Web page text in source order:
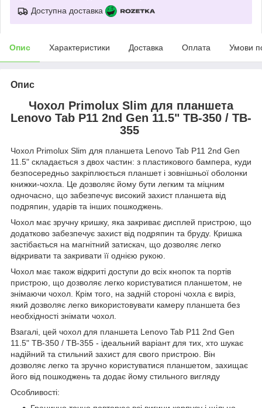
Доступна доставка
Опис Характеристики Доставка Оплата Умови
Опис
Чохол Primolux Slim для планшета
Lenovo Tab P11 2nd Gen 11.5" TB-350 / TB-
355
Чохол Primolux Slim для планшета Lenovo Tab P11 2nd Gen
11.5" складається з двох частин: з пластикового бампера, куди
безпосередньо закріплюється планшет і зовнішньої оболонки
книжки-чохла. Це дозволяє йому бути легким та міцним
одночасно, що забезпечує високий захист планшета від
подряпин, ударів та інших пошкоджень.
Чохол має зручну кришку, яка закриває дисплей пристрою, що
додатково забезпечує захист від подряпин та бруду. Кришка
застібається на магнітний затискач, що дозволяє легко
відкривати та закривати її однією рукою.
Чохол має також відкриті доступи до всіх кнопок та портів
пристрою, що дозволяє легко користуватися планшетом, не
знімаючи чохол. Крім того, на задній стороні чохла є виріз,
який дозволяє легко використовувати камеру планшета без
необхідності знімати чохол.
Взагалі, цей чохол для планшета Lenovo Tab P11 2nd Gen
11.5" TB-350 / TB-355 - ідеальний варіант для тих, хто шукає
надійний та стильний захист для свого пристрою. Він
дозволяє легко та зручно користуватися планшетом, захищає
його від пошкоджень та додає йому стильного вигляду
Особливості: